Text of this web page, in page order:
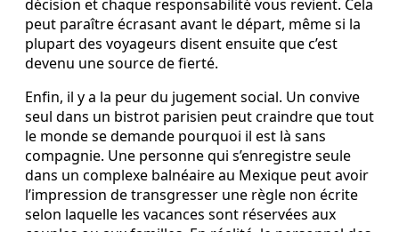
décision et chaque responsabilité vous revient. Cela
peut paraître écrasant avant le départ, même si la
plupart des voyageurs disent ensuite que c’est
devenu une source de fierté.
Enfin, il y a la peur du jugement social. Un convive
seul dans un bistrot parisien peut craindre que tout
le monde se demande pourquoi il est là sans
compagnie. Une personne qui s’enregistre seule
dans un complexe balnéaire au Mexique peut avoir
l’impression de transgresser une règle non écrite
selon laquelle les vacances sont réservées aux